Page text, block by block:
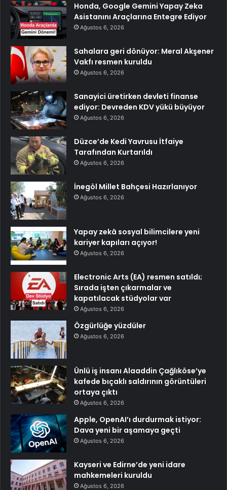
Honda, Google Gemini Yapay Zeka
Asistanını Araçlarına Entegre Ediyor
Ağustos 6, 2026
Sahalara geri dönüyor: Meral Akşener
Vakfı resmen kuruldu
Ağustos 6, 2026
Sanayici üretirken devleti finanse
ediyor: Devreden KDV yükü büyüyor
Ağustos 6, 2026
Düzce’de Kedi Yavrusu İtfaiye
Tarafından Kurtarıldı
Ağustos 6, 2026
İnegöl Millet Bahçesi Hazırlanıyor
Ağustos 6, 2026
Yapay zekâ sosyal bilimcilere yeni
kariyer kapıları açıyor!
Ağustos 6, 2026
Electronic Arts (EA) resmen satıldı;
Sırada işten çıkarmalar ve
kapatılacak stüdyolar var
Ağustos 6, 2026
Özgürlüğe yüzdüler
Ağustos 6, 2026
Ünlü iş insanı Alaaddin Çağlıköse’ye
kafede bıçaklı saldırının görüntüleri
ortaya çıktı
Ağustos 6, 2026
Apple, OpenAI’ı durdurmak istiyor:
Dava yeni bir aşamaya geçti
Ağustos 6, 2026
Kayseri ve Edirne’de yeni idare
mahkemeleri kuruldu
Ağustos 6, 2026